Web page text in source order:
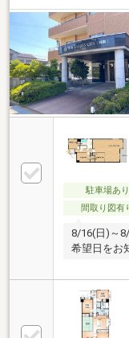
駐車場あり
間取り図有
8/16(日)～
希望日をお